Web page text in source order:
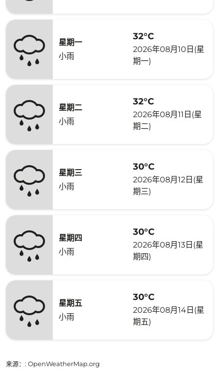
星期一
小雨
32°C
2026年08月10日(星
期一)
星期二
小雨
32°C
2026年08月11日(星
期二)
星期三
小雨
30°C
2026年08月12日(星
期三)
星期四
小雨
30°C
2026年08月13日(星
期四)
星期五
小雨
30°C
2026年08月14日(星
期五)
来源： : OpenWeatherMap.org